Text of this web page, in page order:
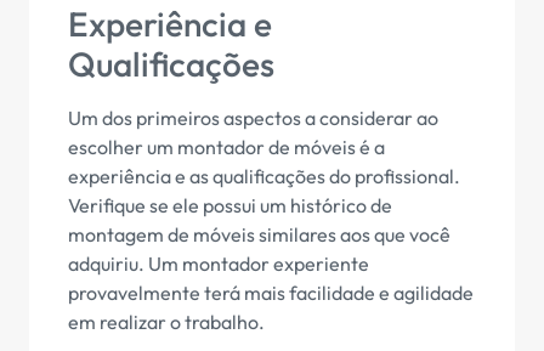
Experiência e
Qualificações
Um dos primeiros aspectos a considerar ao
escolher um montador de móveis é a
experiência e as qualificações do profissional.
Verifique se ele possui um histórico de
montagem de móveis similares aos que você
adquiriu. Um montador experiente
provavelmente terá mais facilidade e agilidade
em realizar o trabalho.